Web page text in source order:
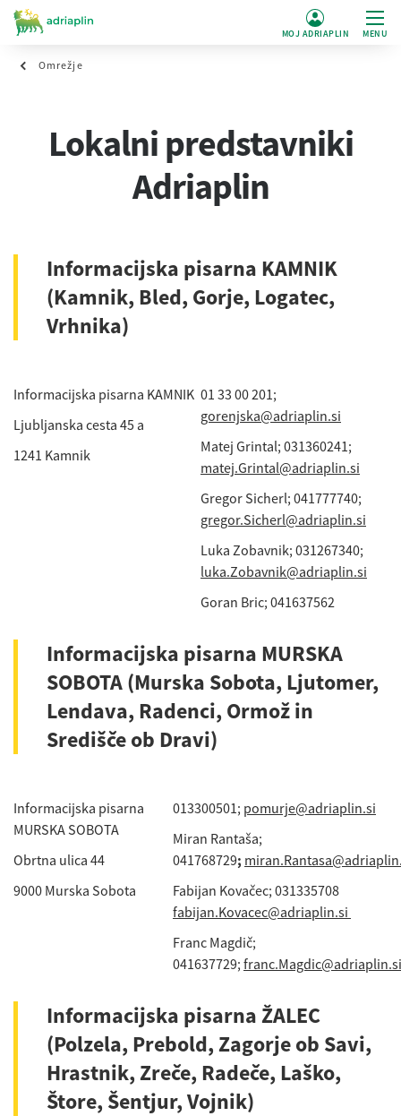
MOJ ADRIAPLIN MENU
Omrežje
Lokalni predstavniki
Adriaplin
Informacijska pisarna KAMNIK
(Kamnik, Bled, Gorje, Logatec,
Vrhnika)
Informacijska pisarna KAMNIK
Ljubljanska cesta 45 a
1241 Kamnik
01 33 00 201;
gorenjska@adriaplin.si
Matej Grintal; 031360241;
matej.Grintal@adriaplin.si
Gregor Sicherl; 041777740;
gregor.Sicherl@adriaplin.si
Luka Zobavnik; 031267340;
luka.Zobavnik@adriaplin.si
Goran Bric; 041637562
Informacijska pisarna MURSKA
SOBOTA (Murska Sobota, Ljutomer,
Lendava, Radenci, Ormož in
Središče ob Dravi)
Informacijska pisarna
MURSKA SOBOTA
Obrtna ulica 44
9000 Murska Sobota
013300501; pomurje@adriaplin.si
Miran Rantaša;
041768729;
Fabijan Kovačec; 031335708
fabijan.Kovacec@adriaplin.si
Franc Magdič;
041637729; franc.Magdic@adriaplin.si
Informacijska pisarna ŽALEC
(Polzela, Prebold, Zagorje ob Savi,
Hrastnik, Zreče, Radeče, Laško,
Štore, Šentjur, Vojnik)